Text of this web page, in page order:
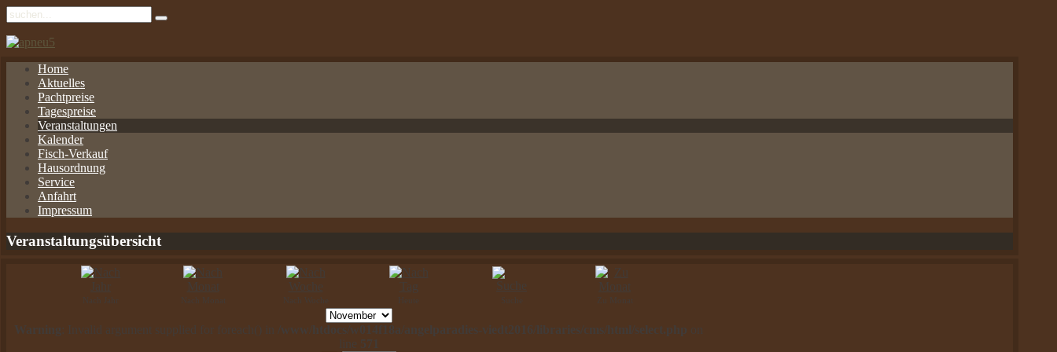
Home
Aktuelles
Pachtpreise
Tagespreise
Veranstaltungen
Kalender
Fisch-Verkauf
Hausordnung
Service
Anfahrt
Impressum
Veranstaltungsübersicht
Suche
Warning : Invalid argument supplied for foreach() in /www/htdocs/w014f18a/angelparadies-viedt2016/libraries/cms/html/select.php on
line
571